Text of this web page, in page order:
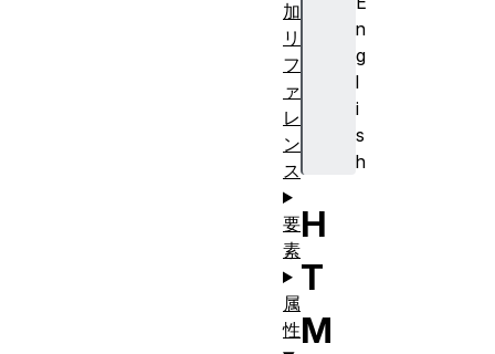
n
g
l
i
s
h
H
T
M
加
リ
フ
ァ
レ
ン
ス
要
素
属
性